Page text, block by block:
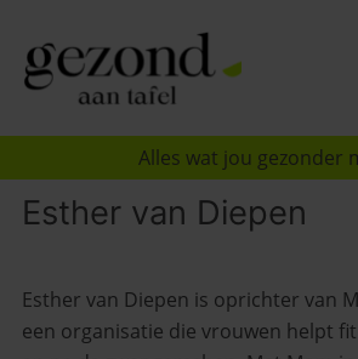
Alles wat jou gezonder
Esther van Diepen
Esther van Diepen is oprichter van
een organisatie die vrouwen helpt